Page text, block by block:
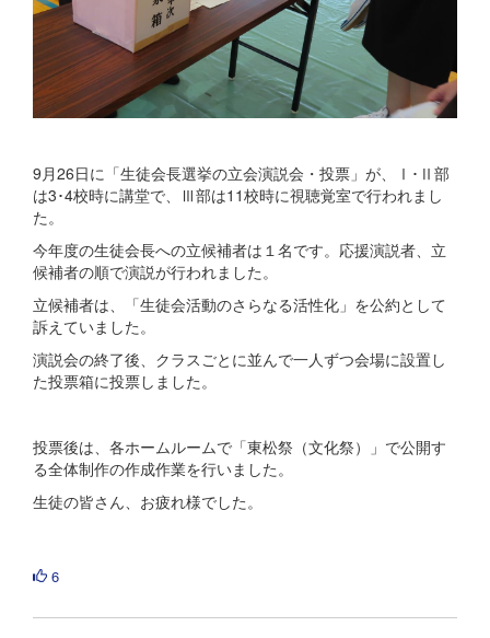
9月26日に「生徒会長選挙の立会演説会・投票」が、Ⅰ･Ⅱ部
は3･4校時に講堂で、Ⅲ部は11校時に視聴覚室で行われまし
た。
今年度の生徒会長への立候補者は１名です。応援演説者、立
候補者の順で演説が行われました。
立候補者は、「生徒会活動のさらなる活性化」を公約として
訴えていました。
演説会の終了後、クラスごとに並んで一人ずつ会場に設置し
た投票箱に投票しました。
投票後は、各ホームルームで「東松祭（文化祭）」で公開す
る全体制作の作成作業を行いました。
生徒の皆さん、お疲れ様でした。
6